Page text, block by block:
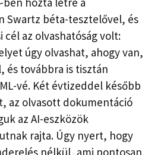
Swartz béta-tesztelővel, és
cél az olvashatóság volt:
úgy olvashat, ahogy van,
és továbbra is tisztán
vé. Két évtizeddel később
az olvasott dokumentáció
az AI-eszközök
rajta. Úgy nyert, hogy